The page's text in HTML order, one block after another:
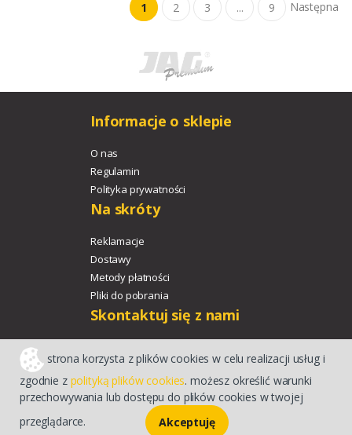
strona korzysta z plików cookies w celu realizacji usług i
zgodnie z polityką plików cookies. możesz określić warunki
przechowywania lub dostępu do plików cookies w twojej
przeglądarce.
Akceptuję
1 2 3 ... 9 Następna
Informacje o sklepie
O nas
Regulamin
Polityka prywatności
Na skróty
Reklamacje
Dostawy
Metody płatności
Pliki do pobrania
Skontaktuj się z nami
agroport@agroport.tech
Sklep internetowy CStore